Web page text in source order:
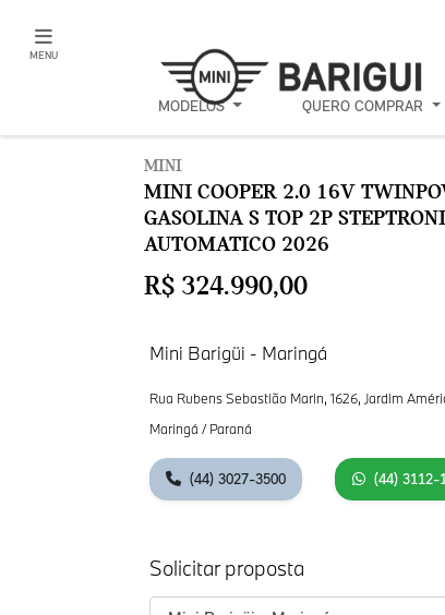
MENU
MODELOS QUERO COMPRAR
MINI
MINI COOPER 2.0 16V
GASOLINA S TOP 2P
AUTOMATICO 2026
R$ 324.990,00
Mini Barigüi - Maringá
Rua Rubens Sebastião Marin, 1626, Jardim
Maringá / Paraná
(44) 3027-3500 (44) 3112-
Solicitar proposta